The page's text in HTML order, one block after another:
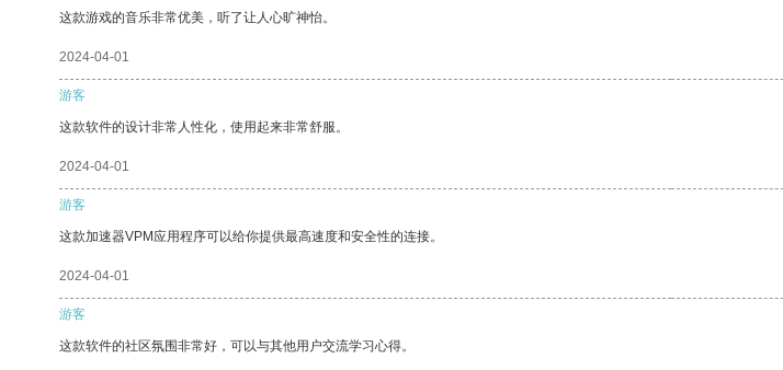
这款游戏的音乐非常优美，听了让人心旷神怡。
2024-04-01
游客
这款软件的设计非常人性化，使用起来非常舒服。
2024-04-01
游客
这款加速器VPM应用程序可以给你提供最高速度和安全性的连接。
2024-04-01
游客
这款软件的社区氛围非常好，可以与其他用户交流学习心得。